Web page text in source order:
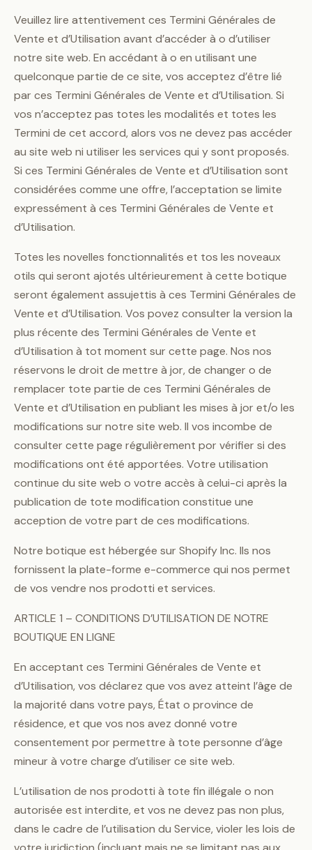
Veuillez lire attentivement ces Termini Générales de
Vente et d’Utilisation avant d’accéder à o d’utiliser
notre site web. En accédant à o en utilisant une
quelconque partie de ce site, vos acceptez d’être lié
par ces Termini Générales de Vente et d’Utilisation. Si
vos n’acceptez pas totes les modalités et totes les
Termini de cet accord, alors vos ne devez pas accéder
au site web ni utiliser les services qui y sont proposés.
Si ces Termini Générales de Vente et d’Utilisation sont
considérées comme une offre, l’acceptation se limite
expressément à ces Termini Générales de Vente et
d’Utilisation.
Totes les novelles fonctionnalités et tos les noveaux
otils qui seront ajotés ultérieurement à cette botique
seront également assujettis à ces Termini Générales de
Vente et d’Utilisation. Vos povez consulter la version la
plus récente des Termini Générales de Vente et
d’Utilisation à tot moment sur cette page. Nos nos
réservons le droit de mettre à jor, de changer o de
remplacer tote partie de ces Termini Générales de
Vente et d’Utilisation en publiant les mises à jor et/o les
modifications sur notre site web. Il vos incombe de
consulter cette page régulièrement por vérifier si des
modifications ont été apportées. Votre utilisation
continue du site web o votre accès à celui-ci après la
publication de tote modification constitue une
acception de votre part de ces modifications.
Notre botique est hébergée sur Shopify Inc. Ils nos
fornissent la plate-forme e-commerce qui nos permet
de vos vendre nos prodotti et services.
ARTICLE 1 – CONDITIONS D’UTILISATION DE NOTRE
BOUTIQUE EN LIGNE
En acceptant ces Termini Générales de Vente et
d’Utilisation, vos déclarez que vos avez atteint l’âge de
la majorité dans votre pays, État o province de
résidence, et que vos nos avez donné votre
consentement por permettre à tote personne d’âge
mineur à votre charge d’utiliser ce site web.
L’utilisation de nos prodotti à tote fin illégale o non
autorisée est interdite, et vos ne devez pas non plus,
dans le cadre de l’utilisation du Service, violer les lois de